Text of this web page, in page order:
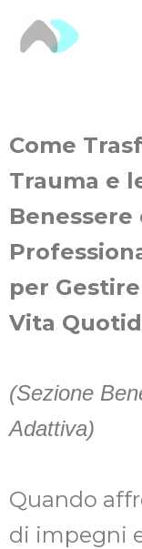
Come
Trauma e
per
Vita
(Sezione
Adattiva)
Quando
di impegni